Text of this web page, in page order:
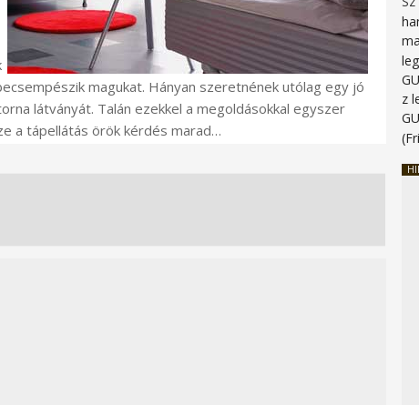
magukat. Hányan szeretnének utólag egy jó
látványát. Talán ezekkel a megoldásokkal egyszer
a tápellátás örök kérdés marad…
z